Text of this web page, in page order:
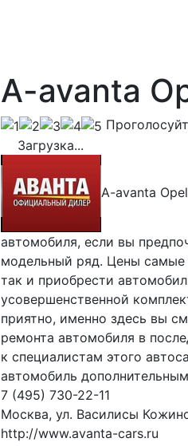
A-avanta
Загрузка...
A-avanta
автомобиля, если вы
модельный ряд. Цены
так и приобрести
усовершенственной
приятно, именно здесь вы
ремонта автомобиля в
к специалистам этого
автомобиль
7 (495) 730-22-11
Москва, ул. Василисы
http://www.avanta-cars.ru